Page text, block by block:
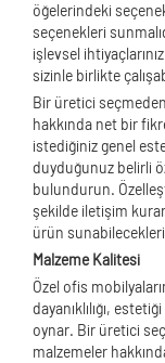
öğelerindeki
seçenekleri
işlevsel
sizinle birlikte
Bir üretici
hakkında net bir
istediğiniz genel
duyduğunuz belirli
bulundurun.
şekilde iletişim
ürün
Malzeme Kalitesi
Özel ofis
dayanıklılığı,
oynar. Bir üretici
malzemeler